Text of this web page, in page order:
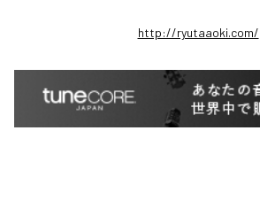
http://ryutaaoki.com/